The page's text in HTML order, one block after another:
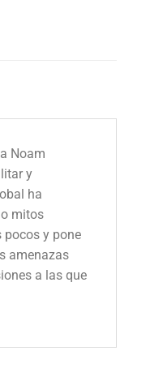
Noam
y
ha
mitos
pocos y pone
amenazas
a las que